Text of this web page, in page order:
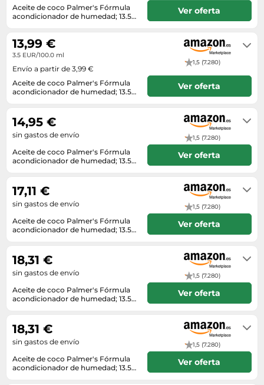
Ropa deportiva y outdoor
Zapatillas de tenis
Zapatillas deportivas
Perfumes de mujer
Placer y anticoncepción
Productos de higiene corporal
Productos para baño y ducha
Sets de belleza
Termómetros clínicos
Media
Microondas
Monitores y pantallas ordenador
Máquinas de afeitar
Móviles
Placas de cocina
Radios
Secadoras
Sonido y alta fidelidad
TV, vídeo y DVD
Tablets
Televisores
Playmobil
Relojes
Sneakers
Tejer y crochet
Zapatillas de atletismo
Zapatos
Zapatos de invierno
Zapatos mujer
Aceite de coco Palmer's Fórmula
acondicionador de humedad; 13.5
Ver oferta
Aceite de coco Palmer's Fórmula
acondicionador de humedad; 13.5
1,5 (7.280)
13,99 €
3.5 EUR/100.0 ml
Envío a partir de 3,99 €
Ver oferta
Aceite de coco Palmer's Fórmula
acondicionador de humedad; 13.5
1,5 (7.280)
14,95 €
sin gastos de envío
Ver oferta
Aceite de coco Palmer's Fórmula
acondicionador de humedad; 13.5
1,5 (7.280)
17,11 €
sin gastos de envío
Ver oferta
Aceite de coco Palmer's Fórmula
acondicionador de humedad; 13.5
1,5 (7.280)
18,31 €
sin gastos de envío
Ver oferta
Aceite de coco Palmer's Fórmula
acondicionador de humedad; 13.5
1,5 (7.280)
18,31 €
sin gastos de envío
Ver oferta